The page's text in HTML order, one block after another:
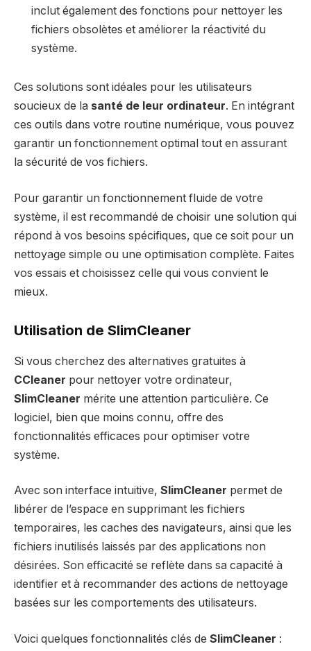
inclut également des fonctions pour nettoyer les
fichiers obsolètes et améliorer la réactivité du
système.
Ces solutions sont idéales pour les utilisateurs
soucieux de la santé de leur ordinateur. En intégrant
ces outils dans votre routine numérique, vous pouvez
garantir un fonctionnement optimal tout en assurant
la sécurité de vos fichiers.
Pour garantir un fonctionnement fluide de votre
système, il est recommandé de choisir une solution qui
répond à vos besoins spécifiques, que ce soit pour un
nettoyage simple ou une optimisation complète. Faites
vos essais et choisissez celle qui vous convient le
mieux.
Utilisation de SlimCleaner
Si vous cherchez des alternatives gratuites à
CCleaner pour nettoyer votre ordinateur,
SlimCleaner mérite une attention particulière. Ce
logiciel, bien que moins connu, offre des
fonctionnalités efficaces pour optimiser votre
système.
Avec son interface intuitive, SlimCleaner permet de
libérer de l’espace en supprimant les fichiers
temporaires, les caches des navigateurs, ainsi que les
fichiers inutilisés laissés par des applications non
désirées. Son efficacité se reflète dans sa capacité à
identifier et à recommander des actions de nettoyage
basées sur les comportements des utilisateurs.
Voici quelques fonctionnalités clés de SlimCleaner :